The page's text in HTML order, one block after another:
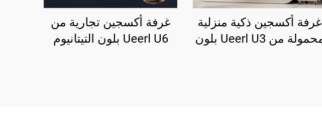
غرفة أكسجين ذكية منزلية
محمولة من Ueerl U3 بلون
غرفة أكسجين تجارية من
Ueerl U6 بلون التيتانيوم